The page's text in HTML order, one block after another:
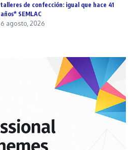
talleres de confección: igual que hace 41
años* SEMLAC
6 agosto, 2026